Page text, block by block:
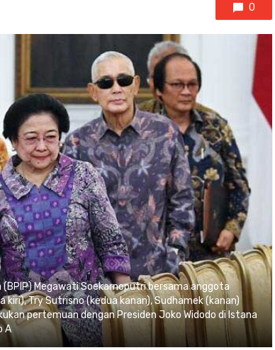
0
Megawati Soekarnoputri bersama anggota
kiri), Try Sutrisno (kedua kanan), Sudhamek (kanan)
pertemuan dengan Presiden Joko Widodo di Istana
A